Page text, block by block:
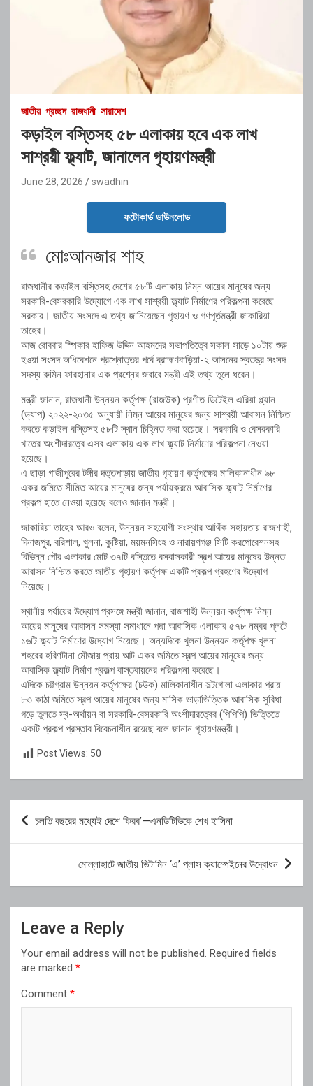
জাতীয় প্রচ্ছদ রাজধানী সারাদেশ
কড়াইল বস্তিসহ ৫৮ এলাকায় হবে এক লাখ
সাশ্রয়ী ফ্ল্যাট, জানালেন গৃহায়ণমন্ত্রী
June 28, 2026 swadhin
ফটোকার্ড ডাউনলোড
মোঃআনজার শাহ
রাজধানীর কড়াইল বস্তিসহ দেশের ৫৮টি এলাকায় নিম্ন আয়ের মানুষের জন্য
সরকারি-বেসরকারি উদ্যোগে এক লাখ সাশ্রয়ী ফ্ল্যাট নির্মাণের পরিকল্পনা করেছে
সরকার। জাতীয় সংসদে এ তথ্য জানিয়েছেন গৃহায়ণ ও গণপূর্তমন্ত্রী জাকারিয়া
তাহের।
আজ রোববার স্পিকার হাফিজ উদ্দিন আহমদের সভাপতিত্বে সকাল সাড়ে ১০টায় শুরু
হওয়া সংসদ অধিবেশনে প্রশ্নোত্তর পর্বে ব্রাহ্মণবাড়িয়া-২ আসনের স্বতন্ত্র সংসদ
সদস্য রুমিন ফারহানার এক প্রশ্নের জবাবে মন্ত্রী এই তথ্য তুলে ধরেন।
মন্ত্রী জানান, রাজধানী উন্নয়ন কর্তৃপক্ষ (রাজউক) প্রণীত ডিটেইল এরিয়া প্ল্যান
(ড্যাপ) ২০২২-২০৩৫ অনুযায়ী নিম্ন আয়ের মানুষের জন্য সাশ্রয়ী আবাসন নিশ্চিত
করতে কড়াইল বস্তিসহ ৫৮টি স্থান চিহ্নিত করা হয়েছে। সরকারি ও বেসরকারি
খাতের অংশীদারত্বে এসব এলাকায় এক লাখ ফ্ল্যাট নির্মাণের পরিকল্পনা নেওয়া
হয়েছে।
এ ছাড়া গাজীপুরের টঙ্গীর দত্তপাড়ায় জাতীয় গৃহায়ণ কর্তৃপক্ষের মালিকানাধীন ৯৮
একর জমিতে সীমিত আয়ের মানুষের জন্য পর্যায়ক্রমে আবাসিক ফ্ল্যাট নির্মাণের
প্রকল্প হাতে নেওয়া হয়েছে বলেও জানান মন্ত্রী।
জাকারিয়া তাহের আরও বলেন, উন্নয়ন সহযোগী সংস্থার আর্থিক সহায়তায় রাজশাহী,
দিনাজপুর, বরিশাল, খুলনা, কুষ্টিয়া, ময়মনসিংহ ও নারায়ণগঞ্জ সিটি করপোরেশনসহ
বিভিন্ন পৌর এলাকার মোট ৩৭টি বস্তিতে বসবাসকারী স্বল্প আয়ের মানুষের উন্নত
আবাসন নিশ্চিত করতে জাতীয় গৃহায়ণ কর্তৃপক্ষ একটি প্রকল্প গ্রহণের উদ্যোগ
নিয়েছে।
স্থানীয় পর্যায়ের উদ্যোগ প্রসঙ্গে মন্ত্রী জানান, রাজশাহী উন্নয়ন কর্তৃপক্ষ নিম্ন
আয়ের মানুষের আবাসন সমস্যা সমাধানে পদ্মা আবাসিক এলাকার ৫৭৮ নম্বর প্লটে
১৬টি ফ্ল্যাট নির্মাণের উদ্যোগ নিয়েছে। অন্যদিকে খুলনা উন্নয়ন কর্তৃপক্ষ খুলনা
শহরের হরিণটানা মৌজায় প্রায় আট একর জমিতে স্বল্প আয়ের মানুষের জন্য
আবাসিক ফ্ল্যাট নির্মাণ প্রকল্প বাস্তবায়নের পরিকল্পনা করেছে।
এদিকে চট্টগ্রাম উন্নয়ন কর্তৃপক্ষের (চউক) মালিকানাধীন সল্টগোলা এলাকার প্রায়
৮৩ কাঠা জমিতে স্বল্প আয়ের মানুষের জন্য মাসিক ভাড়াভিত্তিক আবাসিক সুবিধা
গড়ে তুলতে স্ব-অর্থায়ন বা সরকারি-বেসরকারি অংশীদারত্বের (পিপিপি) ভিত্তিতে
একটি প্রকল্প প্রস্তাব বিবেচনাধীন রয়েছে বলে জানান গৃহায়ণমন্ত্রী।
Post Views: 50
Post
navigation
চলতি বছরের মধ্যেই দেশে ফিরব’—এনডিটিভিকে শেখ হাসিনা
মোল্লাহাটে জাতীয় ভিটামিন ‘এ’ প্লাস ক্যাম্পেইনের উদ্বোধন
Leave a Reply
Your email address will not be published. Required fields
are marked *
Comment *